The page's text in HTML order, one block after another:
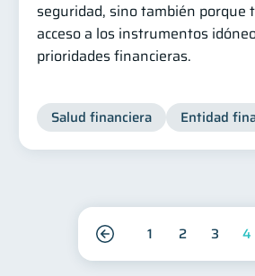
seguridad, sino también porque
acceso a los instrumentos
prioridades financieras.
Salud financiera Entidad
1 2 3 4